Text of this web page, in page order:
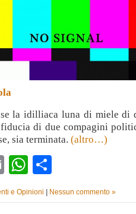
la idilliaca luna di miele di
di due compagini
sia terminata. (altro…)
EmailWhatsApp
e Opinioni | Nessun commento »